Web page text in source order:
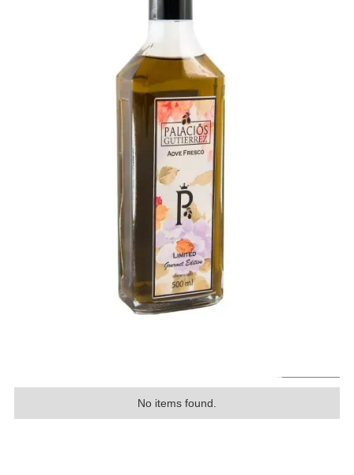
No items found.